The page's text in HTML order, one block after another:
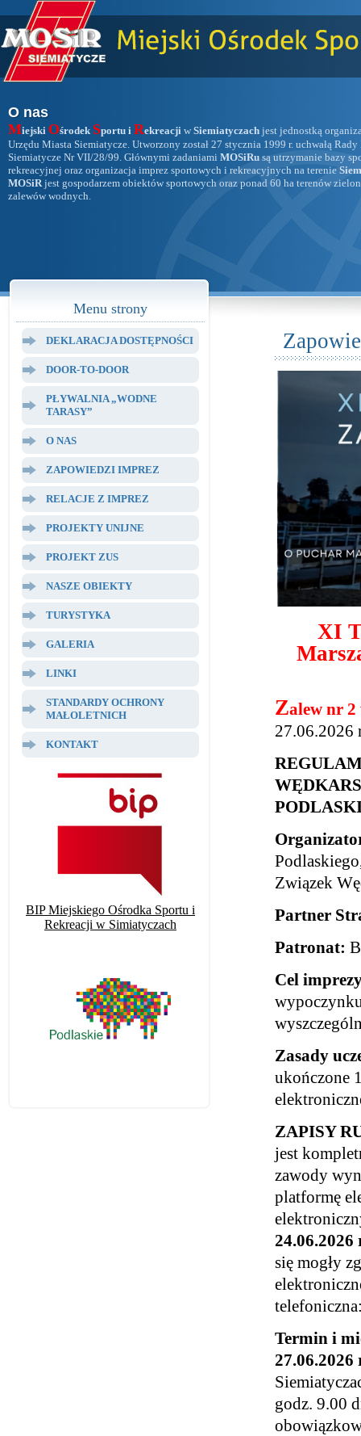
O nas
Miejski Ośrodek Sportu i Rekreacji w Siemiatyczach jest jednostką
Urzędu Miasta Siemiatycze. Utworzony został 27 stycznia 1999 r. uchwałą
Siemiatycze Nr VII/28/99. Głównymi zadaniami MOSiRu są utrzymanie bazy
rekreacyjnej oraz organizacja imprez sportowych i rekreacyjnych na terenie
MOSiRjest gospodarzem obiektów sportowych oraz ponad 60 ha terenów
zalewów wodnych.
Menu strony
DEKLARACJA DOSTĘPNOŚCI
DOOR-TO-DOOR
PŁYWALNIA „WODNE
TARASY”
O NAS
ZAPOWIEDZI IMPREZ
RELACJE Z IMPREZ
PROJEKTY UNIJNE
PROJEKT ZUS
NASZE OBIEKTY
TURYSTYKA
GALERIA
LINKI
STANDARDY OCHRONY
MAŁOLETNICH
KONTAKT
BIP Miejskiego Ośrodka Sportu i
Rekreacji w Simiatyczach
XI
Zalew nr 2
27.06.2026
Związek
Partner
Patronat:
Cel
Zasady
ukończone
ZAPISY
jest
zawody
platformę
24.06.2026
się mogły
Termin i
27.06.2026
godz. 9.00